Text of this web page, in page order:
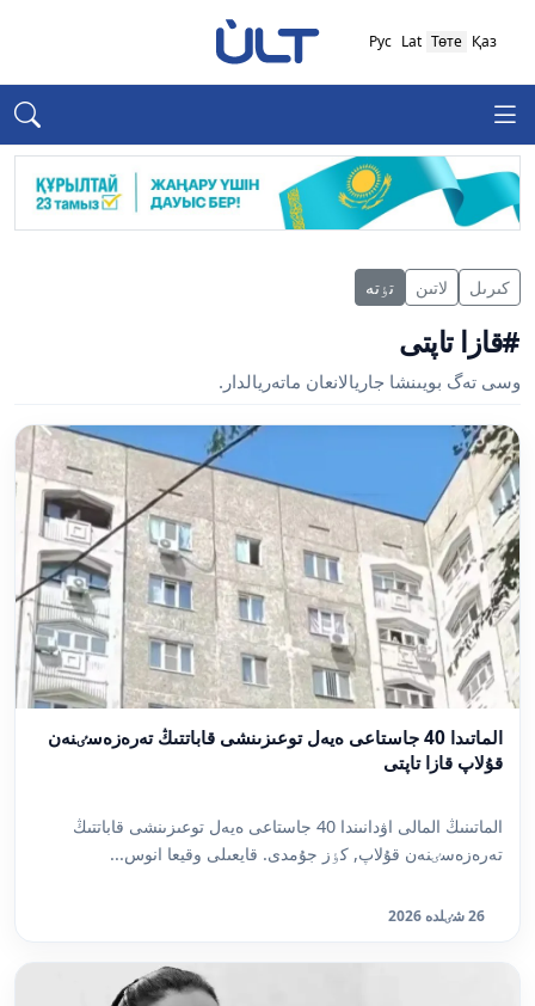
Қаз
Төте
Lat
Рус
كىرىل لاتىن تٶتە
#قازا تاپتى
وسى تەگ بويىنشا جاريالانعان ماتەريالدار.
الماتىدا 40 جاستاعى ەيەل توعىزىنشى قاباتتىڭ تەرەزەسٸنەن
قۇلاپ قازا تاپتى
الماتىنىڭ المالى اۋدانىندا 40 جاستاعى ەيەل توعىزىنشى قاباتتىڭ
تەرەزەسٸنەن قۇلاپ, كٶز جۇمدى. قايعىلى وقيعا انوس...
26 شٸلدە 2026